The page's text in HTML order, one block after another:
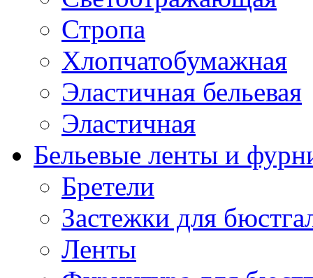
Стропа
Хлопчатобумажная
Эластичная бельевая
Эластичная
Бельевые ленты и
Бретели
Застежки для
Ленты